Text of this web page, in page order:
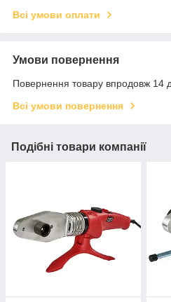
Всі умови оплати
Умови повернення
Повернення товару впродовж 14
Всі умови повернення
Подібні товари компанії